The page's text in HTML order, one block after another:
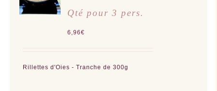
/
DÉTAILS
Qté pour 3 pers.
6,96€
Rillettes d'Oies - Tranche de 300g